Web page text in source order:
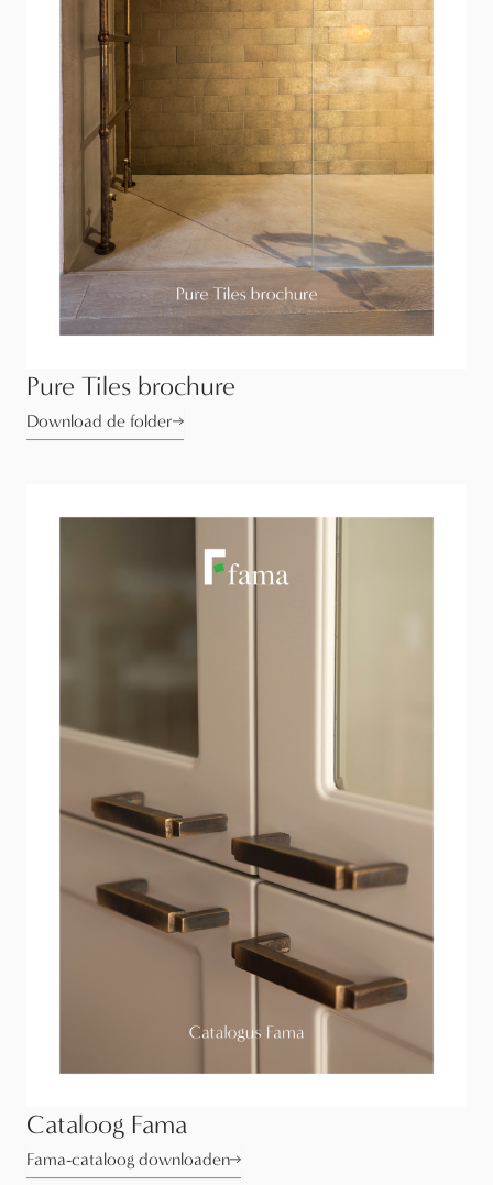
Pure Tiles brochure
Download de folder
Cataloog Fama
Fama-cataloog downloaden